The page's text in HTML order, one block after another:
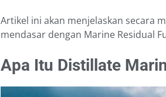
Artikel ini akan menjelaskan secara
mendasar dengan Marine Residual
Apa Itu Distillate